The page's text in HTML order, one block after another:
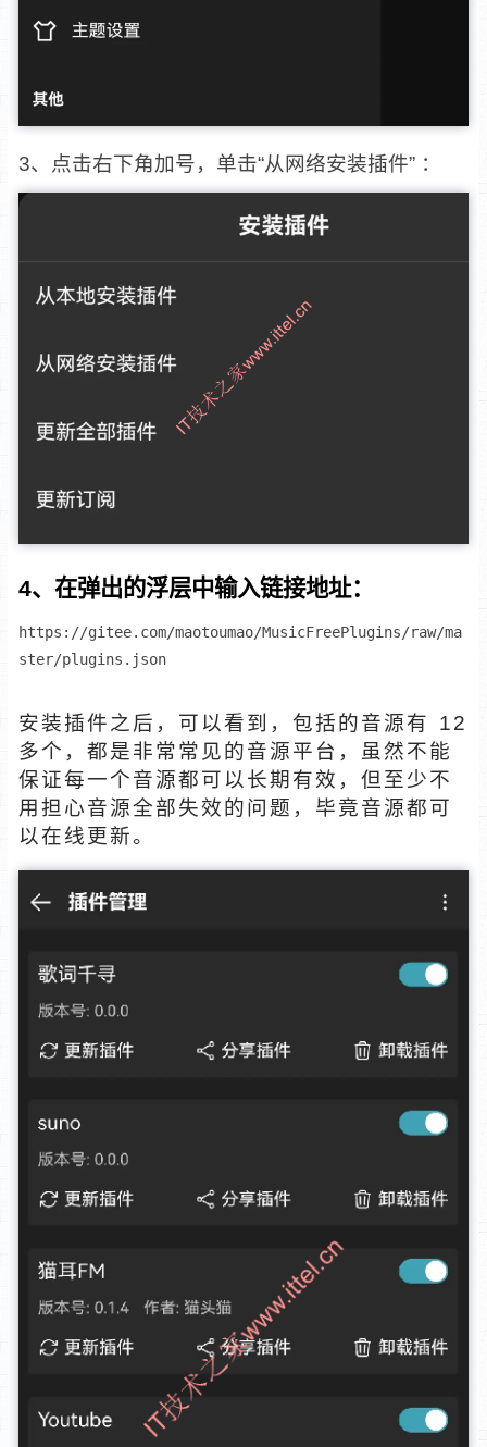
3、点击右下角加号，单击“从网络安装插件” ：
4、在弹出的浮层中输入链接地址：
https://gitee.com/maotoumao/MusicFreePlugins/raw/ma
ster/plugins.json
安装插件之后，可以看到，包括的音源有 12
多个，都是非常常见的音源平台，虽然不能
保证每一个音源都可以长期有效，但至少不
用担心音源全部失效的问题，毕竟音源都可
以在线更新。